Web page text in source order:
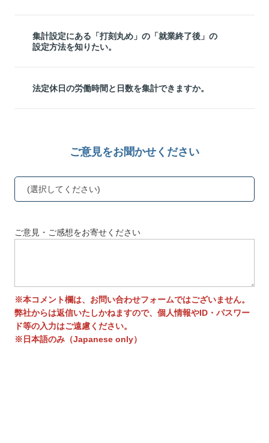
集計設定にある「打刻丸め」の「就業終了後」の
設定方法を知りたい。
法定休日の労働時間と日数を集計できますか。
ご意見をお聞かせください
(選択してください)
ご意見・ご感想をお寄せください
※本コメント欄は、お問い合わせフォームではございません。
弊社からは返信いたしかねますので、個人情報やID・パスワー
ド等の入力はご遠慮ください。
※日本語のみ（Japanese only）